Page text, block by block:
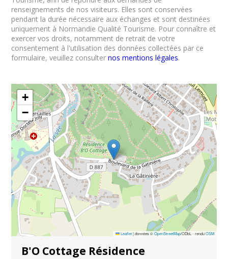
renseignements de nos visiteurs. Elles sont conservées
pendant la durée nécessaire aux échanges et sont destinées
uniquement à Normandie Qualité Tourisme. Pour connaître et
exercer vos droits, notamment de retrait de votre
consentement à l'utilisation des données collectées par ce
formulaire, veuillez consulternos mentions légales.
+
−
Leaflet |données ©OpenStreetMap/ODbL - renduOSM
B'O Cottage Résidence